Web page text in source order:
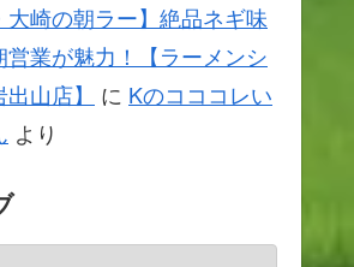
大崎の朝ラー】絶品ネギ味
営業が魅力！【ラーメンシ
山店】
に Kのコココレい
より